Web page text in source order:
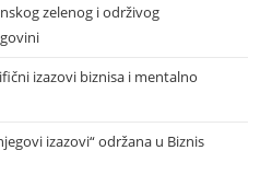
zelenog i održivog
izazovi biznisa i mentalno
izazovi“ održana u Biznis